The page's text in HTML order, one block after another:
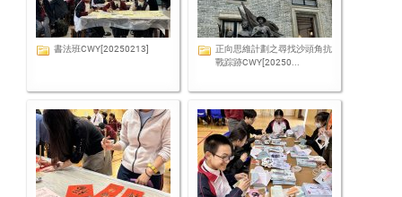
書法班CWY[20250213]
正向思維計劃之尋找沙頭角抗
戰踪跡CWY[20250...